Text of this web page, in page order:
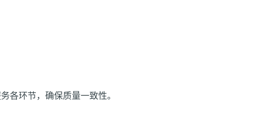
各环节，确保质量一致性。